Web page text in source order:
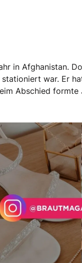
in Afghanistan.
war. Er
Abschied